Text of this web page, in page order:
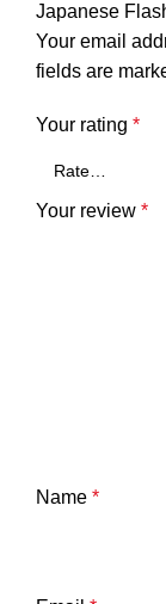
Japanese
Your email
fields are
Your rating *
Your review *
Name *